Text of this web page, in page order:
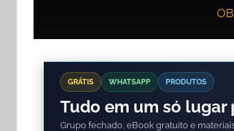
GRÁTIS WHATSAPP PRODUTOS
Tudo em um só
Grupo fechado, eBook gratuito e